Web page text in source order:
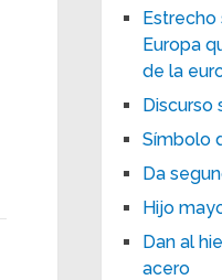
Estrecho
Europa
de la
Discurso
Símbolo
Da
Hijo
Dan al
acero